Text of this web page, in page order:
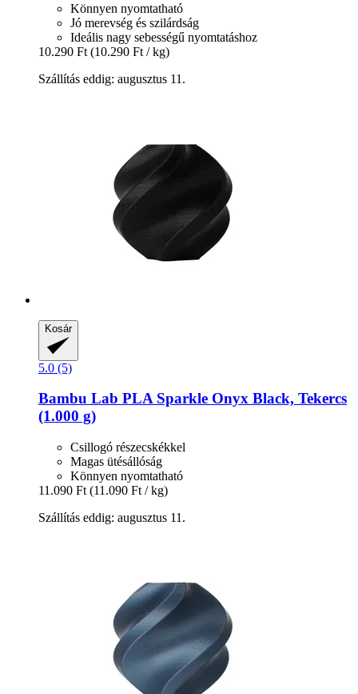
Könnyen nyomtatható
Jó merevség és szilárdság
Ideális nagy sebességű nyomtatáshoz
10.290 Ft (10.290 Ft / kg)
Szállítás eddig: augusztus 11.
Kosár
5.0 (5)
Bambu Lab PLA Sparkle Onyx Black, Tekercs
(1.000 g)
Csillogó részecskékkel
Magas ütésállóság
Könnyen nyomtatható
11.090 Ft (11.090 Ft / kg)
Szállítás eddig: augusztus 11.